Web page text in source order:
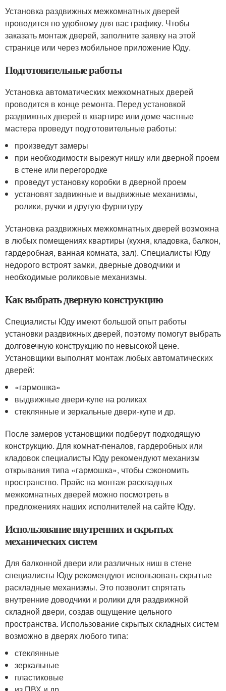
Установка раздвижных межкомнатных дверей
проводится по удобному для вас графику. Чтобы
заказать монтаж дверей, заполните заявку на этой
странице или через мобильное приложение Юду.
Подготовительные работы
Установка автоматических межкомнатных дверей
проводится в конце ремонта. Перед установкой
раздвижных дверей в квартире или доме частные
мастера проведут подготовительные работы:
произведут замеры
при необходимости вырежут нишу или дверной проем
в стене или перегородке
проведут установку коробки в дверной проем
установят задвижные и выдвижные механизмы,
ролики, ручки и другую фурнитуру
Установка раздвижных межкомнатных дверей возможна
в любых помещениях квартиры (кухня, кладовка, балкон,
гардеробная, ванная комната, зал). Специалисты Юду
недорого встроят замки, дверные доводчики и
необходимые роликовые механизмы.
Как выбрать дверную конструкцию
Специалисты Юду имеют большой опыт работы
установки раздвижных дверей, поэтому помогут выбрать
долговечную конструкцию по невысокой цене.
Установщики выполнят монтаж любых автоматических
дверей:
«гармошка»
выдвижные двери-купе на роликах
стеклянные и зеркальные двери-купе и др.
После замеров установщики подберут подходящую
конструкцию. Для комнат-пеналов, гардеробных или
кладовок специалисты Юду рекомендуют механизм
открывания типа «гармошка», чтобы сэкономить
пространство. Прайс на монтаж раскладных
межкомнатных дверей можно посмотреть в
предложениях наших исполнителей на сайте Юду.
Использование внутренних и скрытых
механических систем
Для балконной двери или различных ниш в стене
специалисты Юду рекомендуют использовать скрытые
раскладные механизмы. Это позволит спрятать
внутренние доводчики и ролики для раздвижной
складной двери, создав ощущение цельного
пространства. Использование скрытых складных систем
возможно в дверях любого типа:
стеклянные
зеркальные
пластиковые